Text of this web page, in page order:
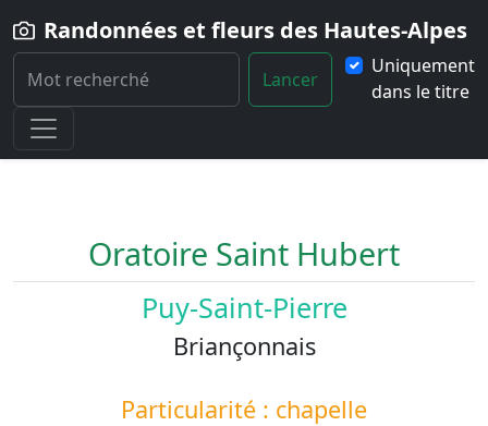
Randonnées et fleurs des Hautes-Alpes
Lancer
Uniquement
dans le titre
Home
Paysage Oratoire-Saint-Hubert
Oratoire Saint Hubert
Puy-Saint-Pierre
Briançonnais
Particularité : chapelle